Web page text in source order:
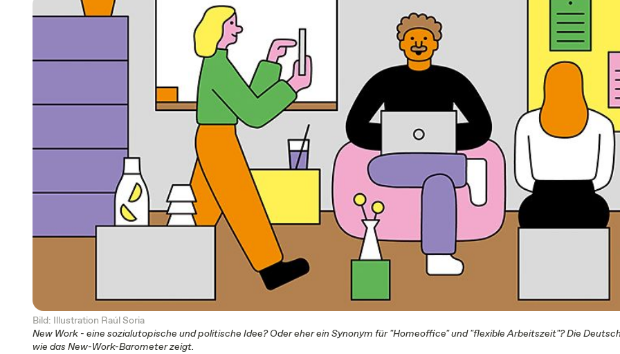
Bild: Illustration Raúl Soria
New Work - eine sozialutopische und politische Idee? Oder eher ein Synonym für "Homeoffice" und "flexible Arbeitszeit"? Die
wie das New-Work-Barometer zeigt.